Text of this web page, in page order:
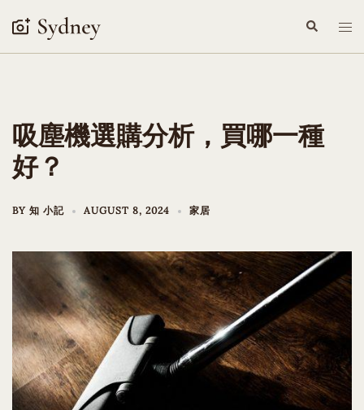
content
Search
吸塵機選購分析，買哪一種
好？
BY 知 小記 AUGUST 8, 2024 家居